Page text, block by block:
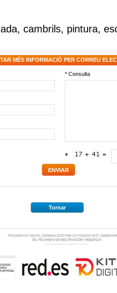
, cambrils, pintura,
MÉS INFORMACIÓ PER CORREU
* Consulta
*
Tornar